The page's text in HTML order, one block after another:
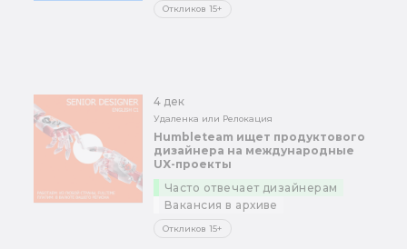
Откликов 15+
4 дек
Удаленка или Релокация
Humbleteam ищет продуктового
дизайнера на международные
UX-проекты
Часто отвечает дизайнерам
Вакансия в архиве
Откликов 15+